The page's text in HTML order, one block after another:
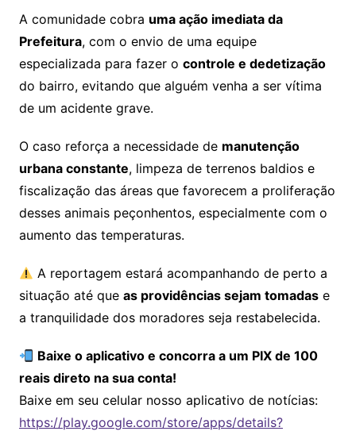
A comunidade cobra uma ação imediata da
Prefeitura, com o envio de uma equipe
especializada para fazer o controle e dedetização
do bairro, evitando que alguém venha a ser vítima
de um acidente grave.
O caso reforça a necessidade de manutenção
urbana constante, limpeza de terrenos baldios e
fiscalização das áreas que favorecem a proliferação
desses animais peçonhentos, especialmente com o
aumento das temperaturas.
A reportagem estará acompanhando de perto a
situação até que as providências sejam tomadase
a tranquilidade dos moradores seja restabelecida.
Baixe o aplicativo e concorra a um PIX de 100
reais direto na sua conta!
Baixe em seu celular nosso aplicativo de notícias:
https://play.google.com/store/apps/details?